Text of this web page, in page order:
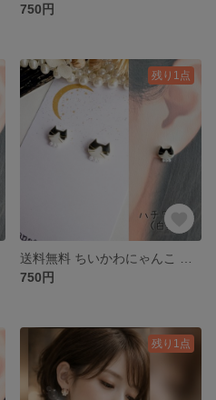
750円
残り1点
750円
残り1点